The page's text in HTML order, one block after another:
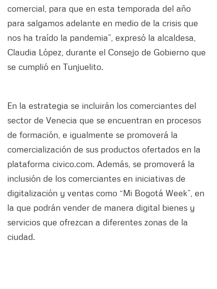
comercial, para que en esta temporada del año
para salgamos adelante en medio de la crisis que
nos ha traído la pandemia”, expresó la alcaldesa,
Claudia López, durante el Consejo de Gobierno que
se cumplió en Tunjuelito.
En la estrategia se incluirán los comerciantes del
sector de Venecia que se encuentran en procesos
de formación, e igualmente se promoverá la
comercialización de sus productos ofertados en la
plataforma civico.com. Además, se promoverá la
inclusión de los comerciantes en iniciativas de
digitalización y ventas como “Mi Bogotá Week”, en
la que podrán vender de manera digital bienes y
servicios que ofrezcan a diferentes zonas de la
ciudad.